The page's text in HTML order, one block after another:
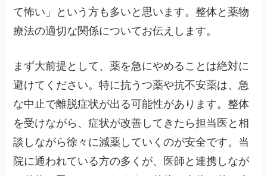
て怖い」という方も多いと思います。整体と薬物
療法の適切な関係についてお伝えします。
まず大前提として、薬を急にやめることは絶対に
避けてください。特に抗うつ薬や抗不安薬は、急
な中止で離脱症状が出る可能性があります。整体
を受けながら、症状が改善してきたら担当医と相
談しながら徐々に減薬していくのが安全です。当
院に通われている方の多くが、医師と連携しなが